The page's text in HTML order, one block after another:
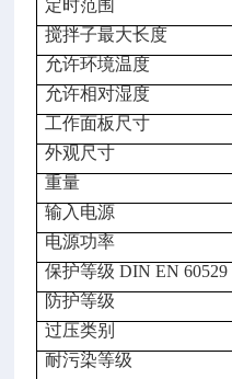
定时范围
搅拌子最大长度
允许环境温度
允许相对湿度
工作面板尺寸
外观尺寸
重量
输入电源
电源功率
保护等级 DIN EN 60529
防护等级
过压类别
耐污染等级